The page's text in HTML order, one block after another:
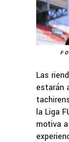
Las
estarán
la Liga
motiva